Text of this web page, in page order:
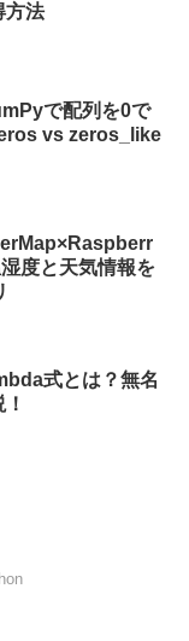
方法
で配列を0で
vs zeros_like
度と天気情報を
式とは？無名